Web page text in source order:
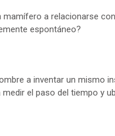
mamífero a relacionarse
espontáneo?
a inventar un mismo
medir el paso del tiempo y